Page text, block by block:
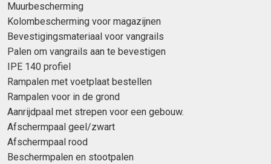
Muurbescherming
Kolombescherming voor magazijnen
Bevestigingsmateriaal voor vangrails
Palen om vangrails aan te bevestigen
IPE 140 profiel
Rampalen met voetplaat bestellen
Rampalen voor in de grond
Aanrijdpaal met strepen voor een gebouw.
Afschermpaal geel/zwart
Afschermpaal rood
Beschermpalen en stootpalen